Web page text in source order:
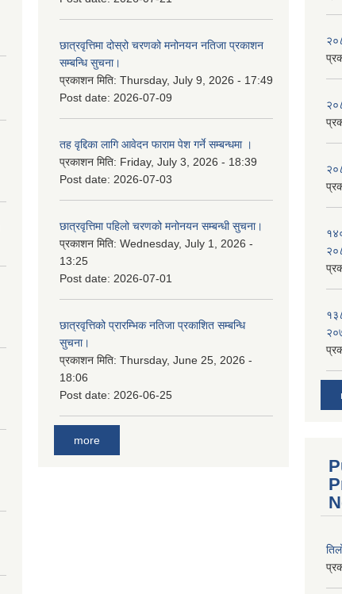
छात्रवृत्तिमा दोस्रो चरणको मनोनयन नतिजा प्रकाशन
सम्बन्धि सुचना।
प्रकाशन मिति: Thursday, July 9, 2026 - 17:49
Post date: 2026-07-09
तह वृद्दिका लागि आवेदन फाराम पेश गर्ने सम्बन्धमा ।
प्रकाशन मिति: Friday, July 3, 2026 - 18:39
Post date: 2026-07-03
छात्रवृत्तिमा पहिलो चरणको मनोनयन सम्बन्धी सुचना।
प्रकाशन मिति: Wednesday, July 1, 2026 -
13:25
Post date: 2026-07-01
छात्रवृत्तिको प्रारम्भिक नतिजा प्रकाशित सम्बन्धि
सुचना।
प्रकाशन मिति: Thursday, June 25, 2026 -
18:06
Post date: 2026-06-25
more